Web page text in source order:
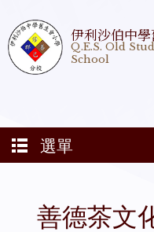
伊利沙伯中
Q.E.S. Old
School
選單
善德茶文